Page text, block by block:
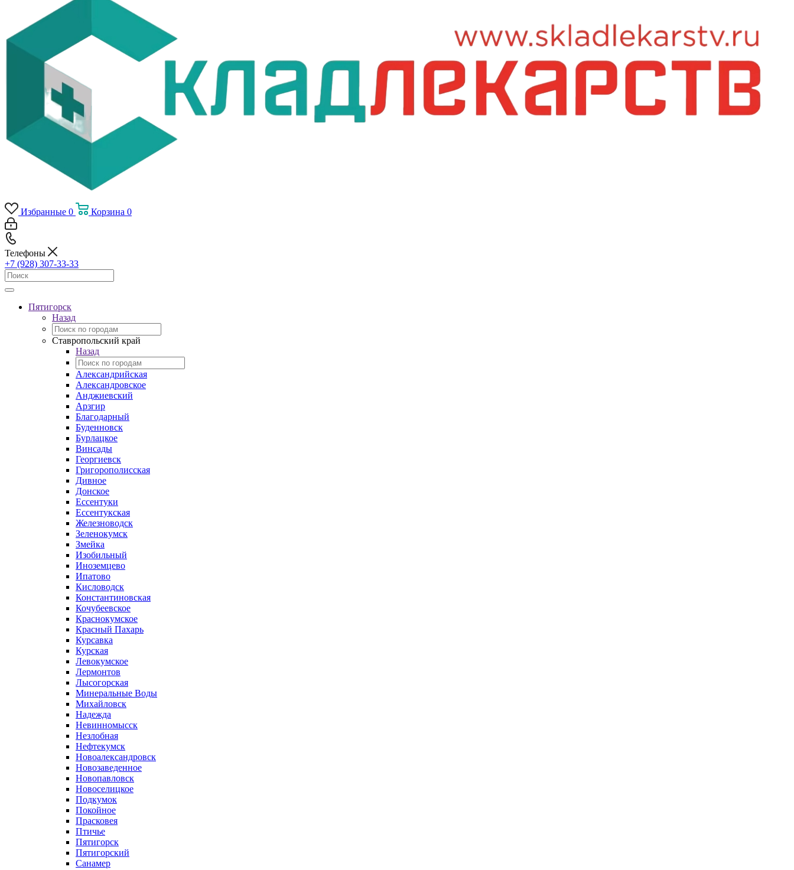
Избранные 0 Корзина 0
Телефоны
+7 (928) 307-33-33
Пятигорск
Назад
Ставропольский край
Назад
Александрийская
Александровское
Анджиевский
Арзгир
Благодарный
Буденновск
Бурлацкое
Винсады
Георгиевск
Григорополисская
Дивное
Донское
Ессентуки
Ессентукская
Железноводск
Зеленокумск
Змейка
Изобильный
Иноземцево
Ипатово
Кисловодск
Константиновская
Кочубеевское
Краснокумское
Красный Пахарь
Курсавка
Курская
Левокумское
Лермонтов
Лысогорская
Минеральные Воды
Михайловск
Надежда
Невинномысск
Незлобная
Нефтекумск
Новоалександровск
Новозаведенное
Новопавловск
Новоселицкое
Подкумок
Покойное
Прасковея
Птичье
Пятигорск
Пятигорский
Санамер